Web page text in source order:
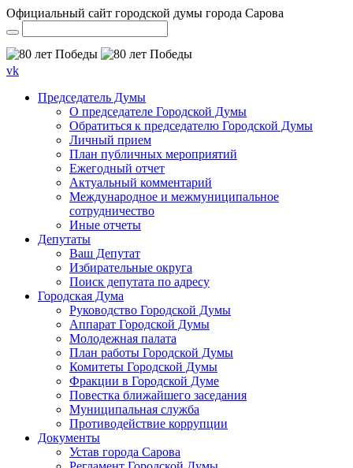
Официальный сайт городской думы города Сарова
vk
Председатель Думы
О председателе Городской Думы
Обратиться к председателю Городской Думы
Личный прием
План публичных мероприятий
Ежегодный отчет
Актуальный комментарий
Международное и межмуниципальное
сотрудничество
Иные отчеты
Депутаты
Ваш Депутат
Избирательные округа
Поиск депутата по адресу
Городская Дума
Руководство Городской Думы
Аппарат Городской Думы
Молодежная палата
План работы Городской Думы
Комитеты Городской Думы
Фракции в Городской Думе
Повестка ближайшего заседания
Муниципальная служба
Противодействие коррупции
Документы
Устав города Сарова